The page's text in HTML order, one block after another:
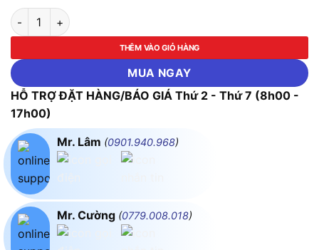
Máy mài cầm tay 750W DWE750S- B1 số lượng
THÊM VÀO GIỎ HÀNG
MUA NGAY
HỖ TRỢ ĐẶT HÀNG/BÁO GIÁ Thứ 2 - Thứ 7 (8h00 -
17h00)
Mr. Lâm (0901.940.968)
Mr. Cường (0779.008.018)